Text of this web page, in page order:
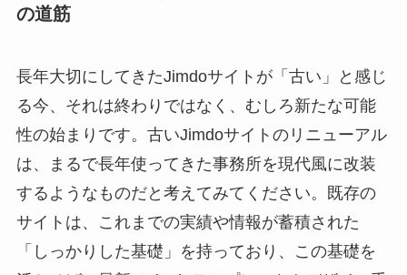
の道筋
長年大切にしてきたJimdoサイトが「古い」と感じ
る今、それは終わりではなく、むしろ新たな可能
性の始まりです。古いJimdoサイトのリニューアル
は、まるで長年使ってきた事務所を現代風に改装
するようなものだと考えてみてください。既存の
サイトは、これまでの実績や情報が蓄積された
「しっかりした基礎」を持っており、この基礎を